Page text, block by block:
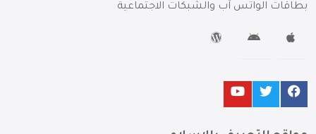
بطاقات الواتس آب والشبكات الاجتماعية